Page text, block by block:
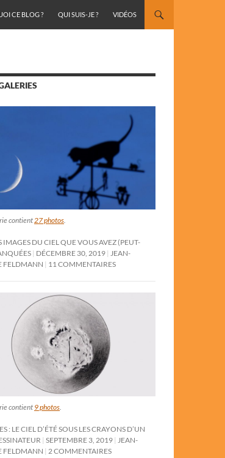
CE BLOG ?
QUI SUIS-JE ? VIDÉOS
contient27 photos.
IMAGES DU CIEL QUE VOUS AVEZ (PEUT-
DÉCEMBRE 30, 2019 JEAN-
FELDMANN
11 COMMENTAIRES
contient 9 photos
: LE CIEL D’ÉTÉ SOUS LES CRAYONS D’UN
SEPTEMBRE 3, 2019
JEAN-
FELDMANN
2 COMMENTAIRES